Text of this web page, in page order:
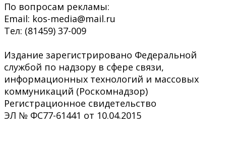
По вопросам рекламы:
Email: kos-media@mail.ru
Тел: (81459) 37-009
Издание зарегистрировано Федеральной
службой по надзору в сфере связи,
информационных технологий и массовых
коммуникаций (Роскомнадзор)
Регистрационное свидетельство
ЭЛ № ФС77-61441 от 10.04.2015